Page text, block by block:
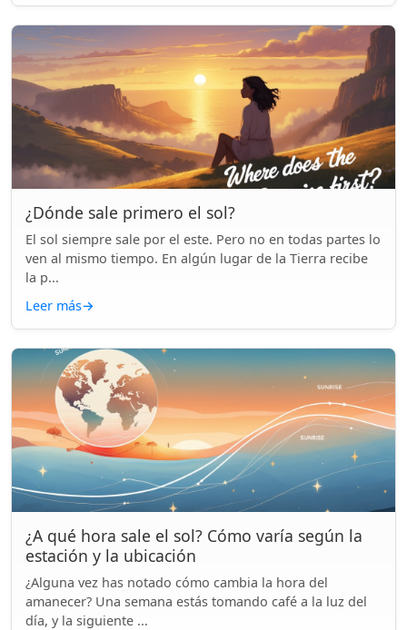
¿Dónde sale primero el sol?
El sol siempre sale por el este. Pero no en todas partes lo
ven al mismo tiempo. En algún lugar de la Tierra recibe
la p...
Leer más→
¿A qué hora sale el sol? Cómo varía según la
estación y la ubicación
¿Alguna vez has notado cómo cambia la hora del
amanecer? Una semana estás tomando café a la luz del
día, y la siguiente ...